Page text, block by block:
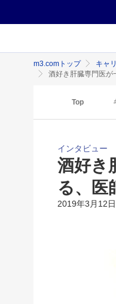
m3.comトップ キャ
酒好き肝臓専門医
Top
インタビュー
酒好き
る、医
2019年3月12日